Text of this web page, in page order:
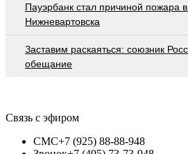
Пауэрбанк стал причиной пожара
Нижневартовска
Заставим раскаяться: союзник
обещание
Связь с эфиром
СМС+7 (925) 88-88-948